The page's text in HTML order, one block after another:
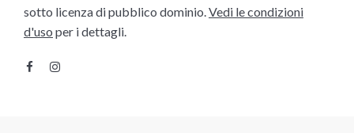
sotto licenza di pubblico dominio.Vedi le condizioni
d'uso per i dettagli.